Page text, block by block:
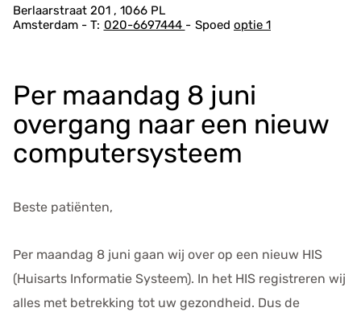
A
d
s
e
g
e
s
Berlaarstraat 201
1066 PL
Amsterdam
020-6697444 Spoed optie 1
Per maandag 8 juni
overgang naar een nieuw
computersysteem
Beste patiënten,
Per maandag 8 juni gaan wij over op een nieuw HIS
(Huisarts Informatie Systeem). In het HIS registreren wij
alles met betrekking tot uw gezondheid. Dus de